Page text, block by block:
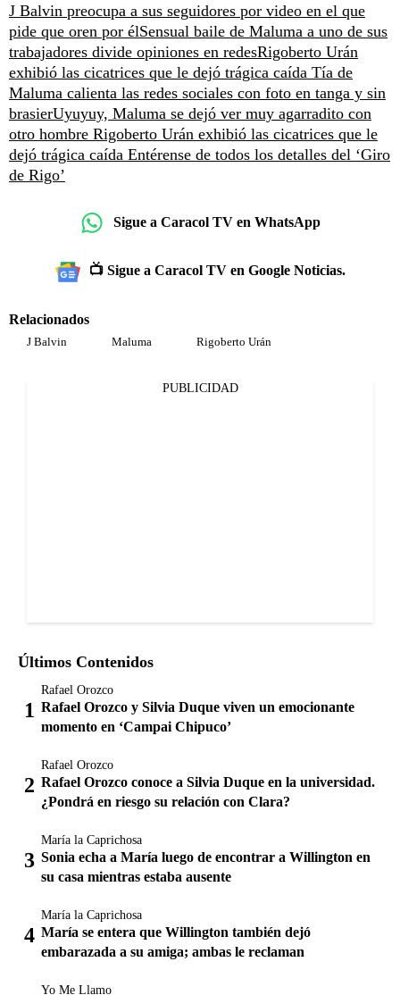
J Balvin preocupa a sus seguidores por video en el que
pide que oren por élSensual baile de Maluma a uno de sus
trabajadores divide opiniones en redesRigoberto Urán
exhibió las cicatrices que le dejó trágica caída Tía de
Maluma calienta las redes sociales con foto en tanga y sin
brasierUyuyuy, Maluma se dejó ver muy agarradito con
otro hombre Rigoberto Urán exhibió las cicatrices que le
dejó trágica caída Entérense de todos los detalles del ‘Giro
de Rigo’
Sigue a Caracol TV en WhatsApp
📺 Sigue a Caracol TV en Google Noticias.
Relacionados
J Balvin Maluma Rigoberto Urán
PUBLICIDAD
Últimos Contenidos
Rafael Orozco
Rafael Orozco y Silvia Duque viven un emocionante
momento en ‘Campai Chipuco’
Rafael Orozco
Rafael Orozco conoce a Silvia Duque en la universidad.
¿Pondrá en riesgo su relación con Clara?
María la Caprichosa
Sonia echa a María luego de encontrar a Willington en
su casa mientras estaba ausente
María la Caprichosa
María se entera que Willington también dejó
embarazada a su amiga; ambas le reclaman
Yo Me Llamo